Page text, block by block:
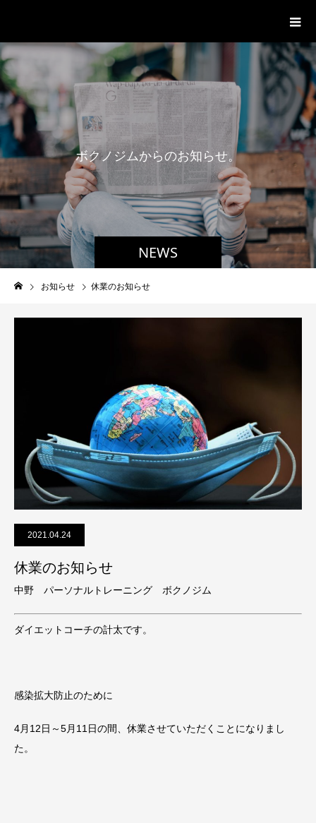
NEWS
ボクノジムからのお知らせ。
お知らせ 休業のお知らせ
2021.04.24
休業のお知らせ
中野 パーソナルトレーニング ボクノジム
ダイエットコーチの計太です。
感染拡大防止のために
4月12日～5月11日の間、休業させていただくことになりまし
た。